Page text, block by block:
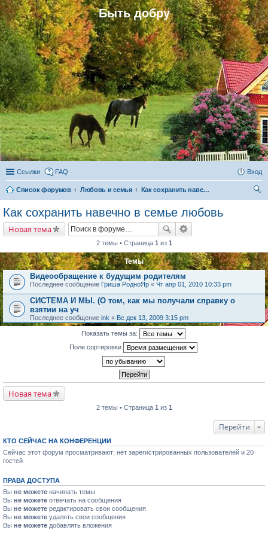
Быть добру
Ссылки FAQ Вход
Список форумов Любовь и семья
Как сохранить навечно в семье любовь
Как сохранить навечно в семье любовь
Новая тема
2 темы • Страница 1 из 1
Темы
Видеообращение к будущим родителям
Последнее сообщение Гриша РодноЯр « Чт апр 01, 2010 10:33 pm
СИСТЕМА И МЫ. (О том, как мы получали справку о
взятии на уч
Последнее сообщение ink « Вс дек 13, 2009 3:15 pm
Показать темы за:
Поле сортировки
Новая тема
2 темы • Страница 1 из 1
Перейти
КТО СЕЙЧАС НА КОНФЕРЕНЦИИ
Сейчас этот форум просматривают: нет зарегистрированных пользователей и 20
гостей
ПРАВА ДОСТУПА
Вы не можете начинать темы
Вы не можете отвечать на сообщения
Вы не можете редактировать свои сообщения
Вы не можете удалять свои сообщения
Вы не можете добавлять вложения